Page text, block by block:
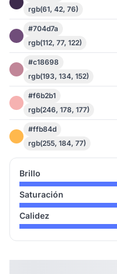
rgb(61, 42, 76)
#704d7a
rgb(112, 77, 122)
#c18698
rgb(193, 134, 152)
#f6b2b1
rgb(246, 178, 177)
#ffb84d
rgb(255, 184, 77)
Brillo
Saturación
Calidez